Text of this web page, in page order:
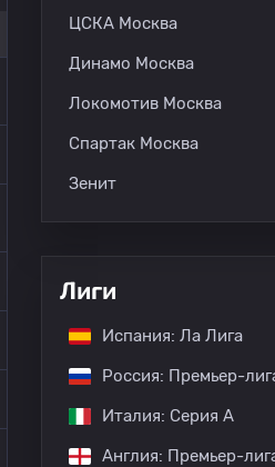
ЦСКА Москва
Динамо Москва
Локомотив Москва
Спартак Москва
Зенит
Лиги
Испания: Ла Лига
Россия: Премьер-
Италия: Серия А
Англия: Премьер-